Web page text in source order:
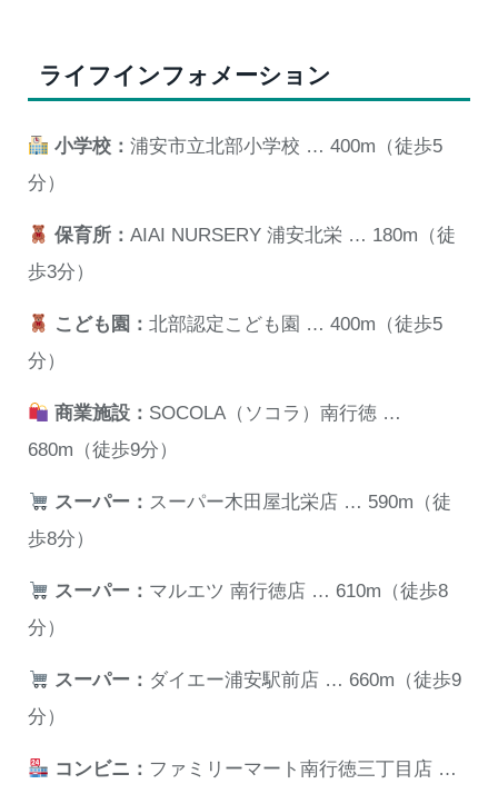
ライフインフォメーション
小学校：浦安市立北部小学校 … 400m（徒歩5
分）
保育所：AIAI NURSERY 浦安北栄 … 180m（徒
歩3分）
こども園：北部認定こども園 … 400m（徒歩5
分）
商業施設： SOCOLA（ソコラ）南行徳 …
680m（徒歩9分）
スーパー： スーパー木田屋北栄店 … 590m（徒
歩8分）
スーパー： マルエツ 南行徳店 … 610m（徒歩8
分）
スーパー： ダイエー浦安駅前店 … 660m（徒歩9
分）
コンビニ： ファミリーマート南行徳三丁目店 …